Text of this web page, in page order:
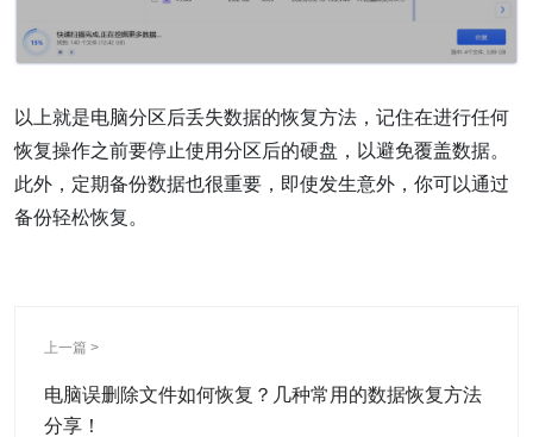
以上就是电脑分区后丢失数据的恢复方法，记住在进行任何
恢复操作之前要停止使用分区后的硬盘，以避免覆盖数据。
此外，定期备份数据也很重要，即使发生意外，你可以通过
备份轻松恢复。
上一篇 >
电脑误删除文件如何恢复？几种常用的数据恢复方法
分享！